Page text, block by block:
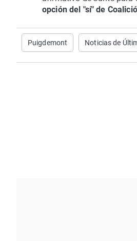
opción del "sí" de
Puigdemont Noticias de